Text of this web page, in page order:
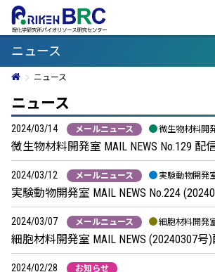
ニュース
ニュース
ニュース
2024/03/14 メールニュース 微生物材料開
微生物材料開発室 MAIL NEWS No.129 配
2024/03/12 メールニュース 実験動物開発
実験動物開発室 MAIL NEWS No.224
2024/03/07 メールニュース 細胞材料開発
細胞材料開発室 MAIL NEWS (20240307号
2024/02/28 お知らせ